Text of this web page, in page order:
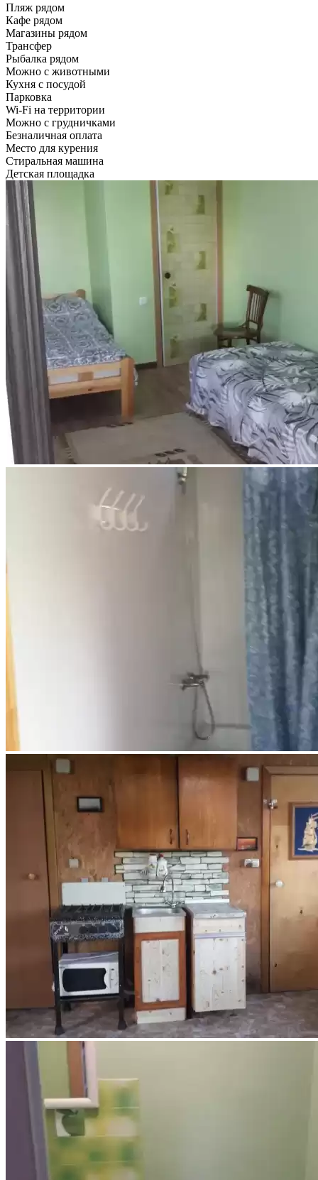
Пляж рядом
Кафе рядом
Магазины рядом
Трансфер
Рыбалка рядом
Можно с животными
Кухня с посудой
Парковка
Wi-Fi на территории
Можно с грудничками
Безналичная оплата
Место для курения
Стиральная машина
Детская площадка